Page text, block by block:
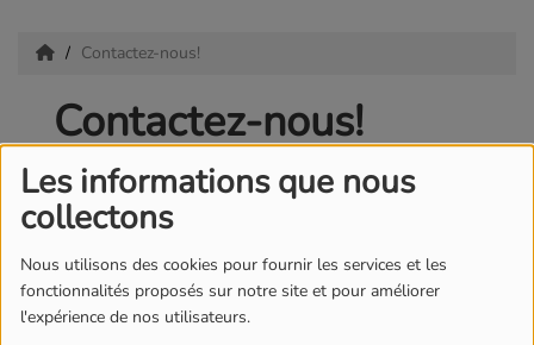
Les informations que nous
collectons
Nous utilisons des cookies pour fournir les services et les
fonctionnalités proposés sur notre site et pour améliorer
l'expérience de nos utilisateurs.
Contactez-nous!
Contactez-nous!
Nom*
Email*